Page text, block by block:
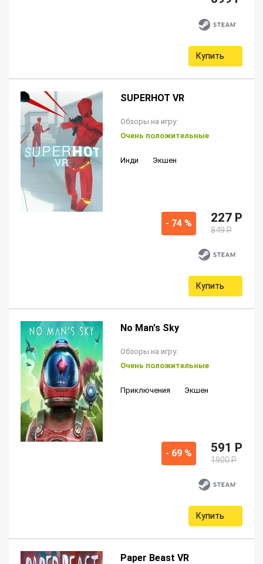
Купить
SUPERHOT VR
Обзоры на игру:
Очень положительные
Инди Экшен
- 74 % 227 P
849 P
Купить
No Man's Sky
Обзоры на игру:
Очень положительные
Приключения Экшен
- 69 % 591 P
1900 P
Купить
Paper Beast VR